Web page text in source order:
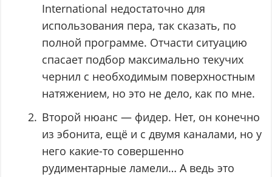
International недостаточно для
использования пера, так сказать, по
полной программе. Отчасти ситуацию
спасает подбор максимально текучих
чернил с необходимым поверхностным
натяжением, но это не дело, как по мне.
Второй нюанс — фидер. Нет, он конечно
из эбонита, ещё и с двумя каналами, но у
него какие-то совершенно
рудиментарные ламели… А ведь это